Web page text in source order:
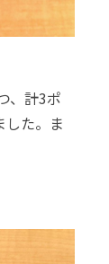
、計3ポ
た。ま